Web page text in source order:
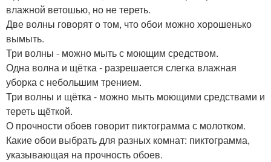
влажной ветошью, но не тереть.
Две волны говорят о том, что обои можно хорошенько
вымыть.
Три волны - можно мыть с моющим средством.
Одна волна и щётка - разрешается слегка влажная
уборка с небольшим трением.
Три волны и щётка - можно мыть моющими средствами и
тереть щёткой.
О прочности обоев говорит пиктограмма с молотком.
Какие обои выбрать для разных комнат: пиктограмма,
указывающая на прочность обоев.